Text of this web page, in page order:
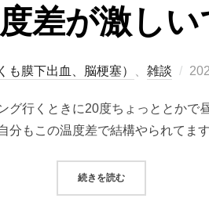
差が激し
も膜下出血、脳梗塞） 雑談
投
日:
行くときに20度ちょっととかで
分もこの温度差で結構やられてま
続きを読む“最近温度差が激し